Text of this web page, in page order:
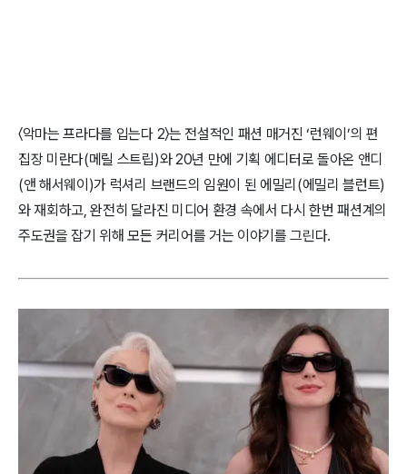
〈악마는 프라다를 입는다 2〉는 전설적인 패션 매거진 ‘런웨이’의 편
집장 미란다(메릴 스트립)와 20년 만에 기획 에디터로 돌아온 앤디
(앤 해서웨이)가 럭셔리 브랜드의 임원이 된 에밀리(에밀리 블런트)
와 재회하고, 완전히 달라진 미디어 환경 속에서 다시 한번 패션계의
주도권을 잡기 위해 모든 커리어를 거는 이야기를 그린다.